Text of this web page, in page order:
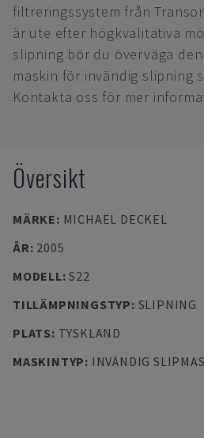
filtreringssystem från
är ute efter högkvalitativa
slipning bör du överväga
maskin för invändig slipning
Kontakta oss för mer
Översikt
MÄRKE: MICHAEL DECKEL
ÅR: 2005
MODELL:S22
TILLÄMPNINGSTYP: SLIPNING
PLATS: TYSKLAND
MASKINTYP: INVÄNDIG